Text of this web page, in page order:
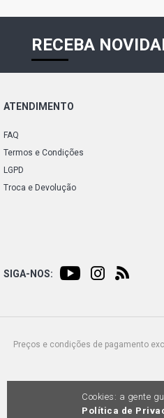
RECEBA
ATENDIMENTO
FAQ
Termos e Condições
LGPD
Troca e Devolução
SIGA-NOS:
Preços e condições de pagamento
Cookies: a gente
Política de